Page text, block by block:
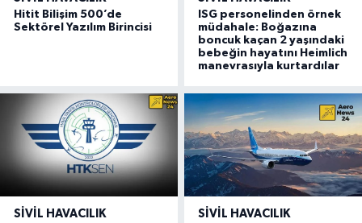
Hitit Bilişim 500’de
Sektörel Yazılım Birincisi
ISG personelinden örnek
müdahale: Boğazına
boncuk kaçan 2 yaşındaki
bebeğin hayatını Heimlich
manevrasıyla kurtardılar
SIVIL HAVACILIK SIVIL HAVACILIK